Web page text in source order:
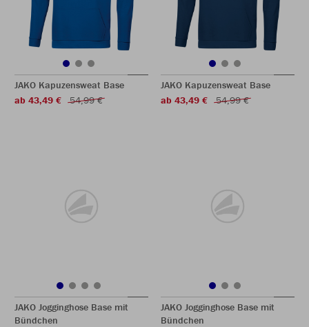
JAKO Kapuzensweat Base
ab 43,49 €
54,99 €
JAKO Kapuzensweat Base
ab 43,49 €
54,99 €
JAKO Jogginghose Base mit
Bündchen
JAKO Jogginghose Base mit
Bündchen